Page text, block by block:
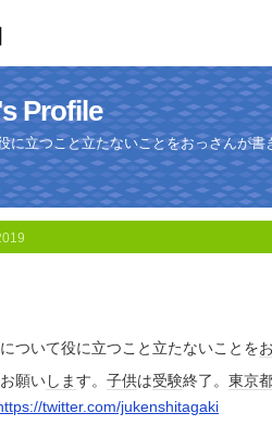
Profile
に立つこと立たないことをおっさんが書
について役に立つこと立たないことを
お願いします。 子供は受験終了。 東京
twitter.com/jukenshitagaki